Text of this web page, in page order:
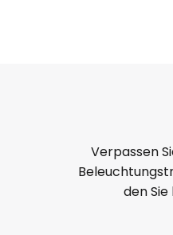
Verpassen
den